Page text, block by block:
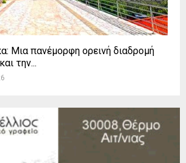
Μια πανέμορφη ορεινή διαδρομή
την...